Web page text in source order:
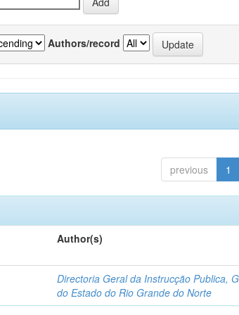
Authors/record
previous 1
Author(s)
Directoria Geral da Instrucção Publica,
do Estado do Rio Grande do Norte